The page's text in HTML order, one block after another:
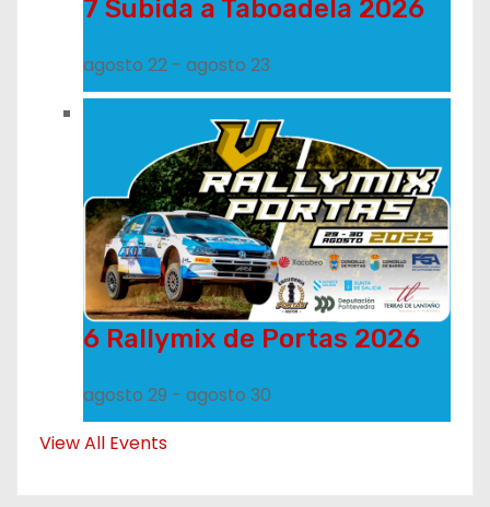
7 Subida a Taboadela 2026
agosto 22 - agosto 23
6 Rallymix de Portas 2026
agosto 29 - agosto 30
View All Events